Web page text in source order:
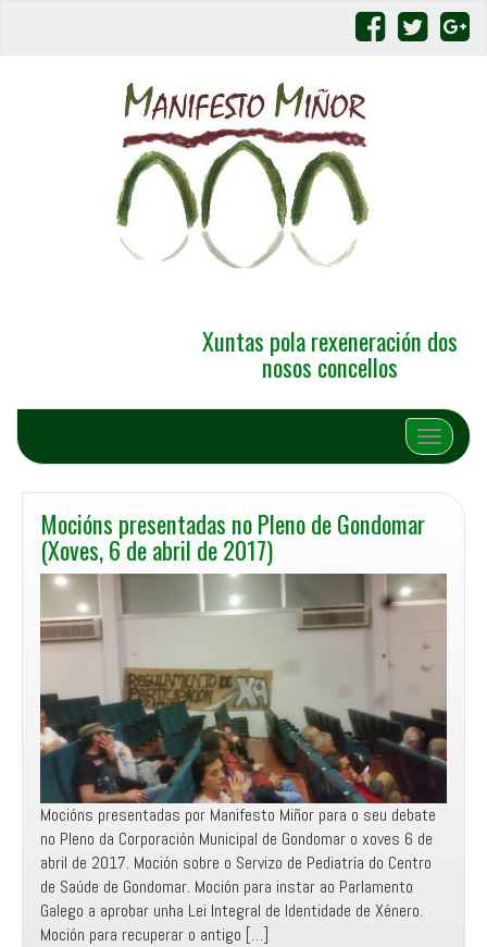
Xuntas pola rexeneración dos
nosos concellos
Alternar
Mocións presentadas no Pleno de Gondomar
(Xoves, 6 de abril de 2017)
Mocións presentadas por Manifesto Miñor para o seu debate
no Pleno da Corporación Municipal de Gondomar o xoves 6 de
abril de 2017. Moción sobre o Servizo de Pediatría do Centro
de Saúde de Gondomar. Moción para instar ao Parlamento
Galego a aprobar unha Lei Integral de Identidade de Xénero.
Moción para recuperar o antigo […]